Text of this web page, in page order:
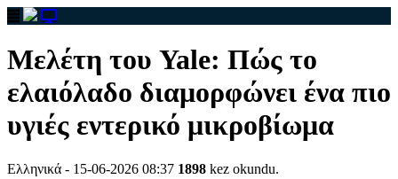
Μελέτη του Yale: Πώς το
ελαιόλαδο διαμορφώνει ένα πιο
υγιές εντερικό μικροβίωμα
Ελληνικά - 15-06-2026 08:37 1898 kez okundu.